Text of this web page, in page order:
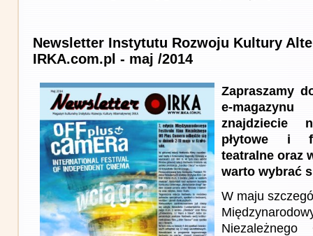
Newsletter Instytutu Rozwoju Kultury
IRKA.com.pl - maj /2014
Zapraszamy
e-
znajdziecie
płytowe i
teatralne oraz
warto wybrać
W maju